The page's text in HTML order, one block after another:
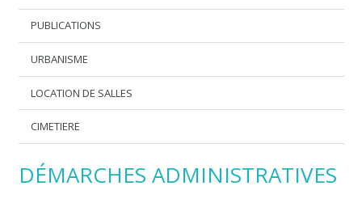
PUBLICATIONS
URBANISME
LOCATION DE SALLES
CIMETIERE
DÉMARCHES ADMINISTRATIVES